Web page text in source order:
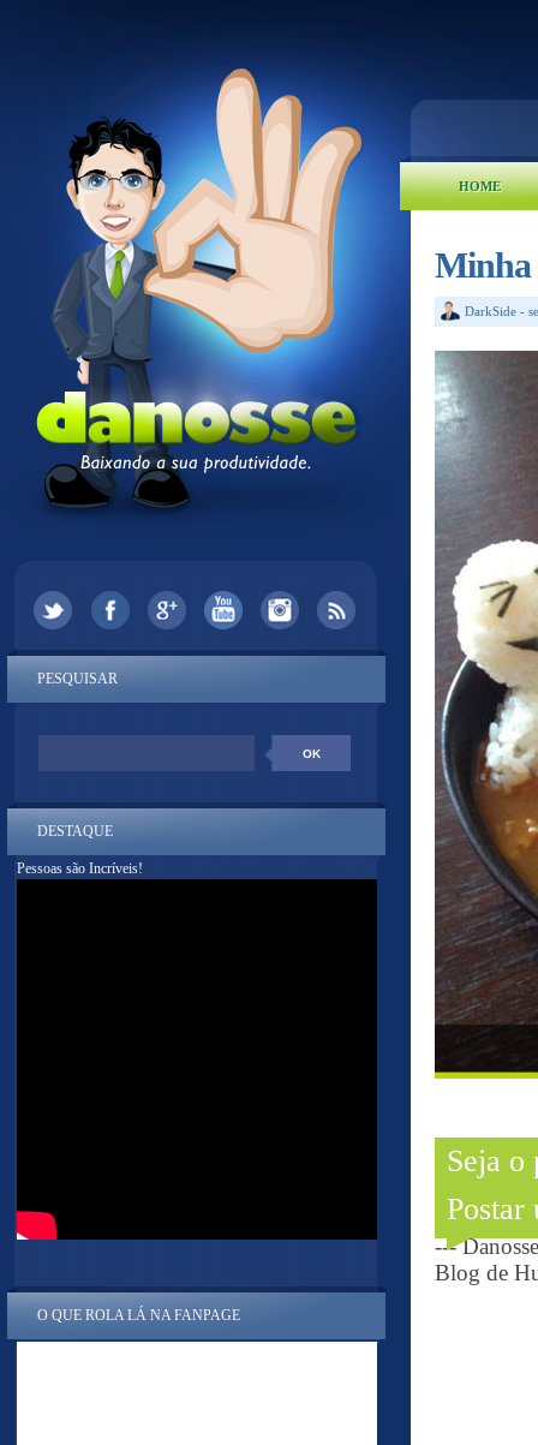
HOME
Minha
DarkSide -
Seja o
Postar
---
Blog de
PESQUISAR
DESTAQUE
Pessoas são Incríveis!
O QUE ROLA LÁ NA FANPAGE